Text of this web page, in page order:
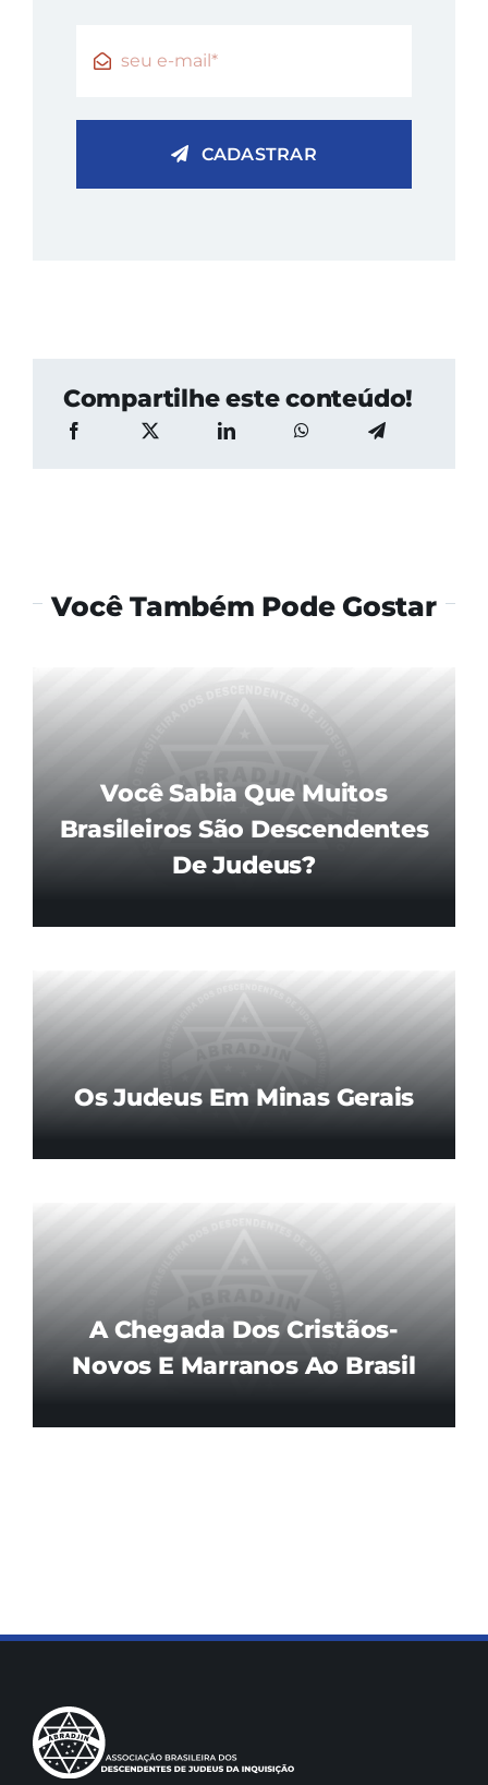
CADASTRAR
Compartilhe este conteúdo!
Você Também Pode Gostar
Você Sabia Que Muitos
Brasileiros São Descendentes
De Judeus?
Os Judeus Em Minas Gerais
A Chegada Dos Cristãos-
Novos E Marranos Ao Brasil